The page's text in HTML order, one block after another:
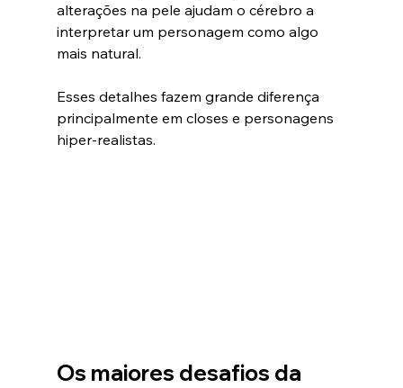
alterações na pele ajudam o cérebro a
interpretar um personagem como algo
mais natural.
Esses detalhes fazem grande diferença
principalmente em closes e personagens
hiper-realistas.
Os maiores desafios da